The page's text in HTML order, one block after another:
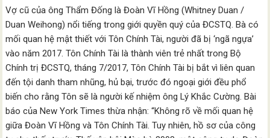
Vợ cũ của ông Thẩm Đống là Đoàn Vĩ Hồng (Whitney Duan /
Duan Weihong) nổi tiếng trong giới quyền quý của ĐCSTQ. Bà có
mối quan hệ mật thiết với Tôn Chính Tài, người đã bị ‘ngã ngựa’
vào năm 2017. Tôn Chính Tài là thành viên trẻ nhất trong Bộ
Chính trị ĐCSTQ, tháng 7/2017, Tôn Chính Tài bị bắt vì liên quan
đến tội danh tham nhũng, hủ bại, trước đó ngoại giới đều phổ
biến cho rằng Tôn sẽ là người kế nhiệm ông Lý Khắc Cường. Bài
báo của New York Times thừa nhận: “Không rõ về mối quan hệ
giữa Đoàn Vĩ Hồng và Tôn Chính Tài. Tuy nhiên, hồ sơ của công